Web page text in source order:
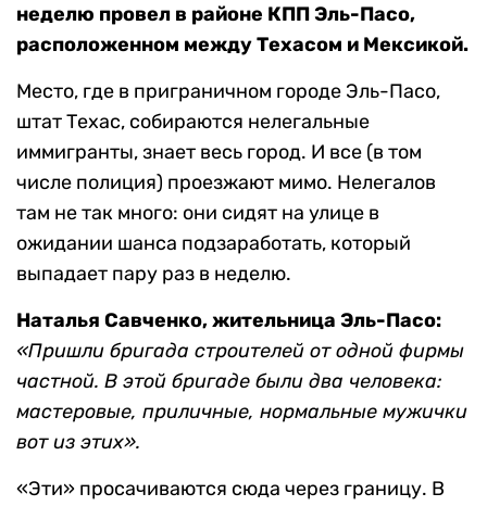
неделю провел в районе КПП Эль-Пасо,
расположенном между Техасом и Мексикой.
Место, где в приграничном городе Эль-Пасо,
штат Техас, собираются нелегальные
иммигранты, знает весь город. И все (в том
числе полиция) проезжают мимо. Нелегалов
там не так много: они сидят на улице в
ожидании шанса подзаработать, который
выпадает пару раз в неделю.
Наталья Савченко, жительница Эль-Пасо:
«Пришли бригада строителей от одной фирмы
частной. В этой бригаде были два человека:
мастеровые, приличные, нормальные мужички
вот из этих».
«Эти» просачиваются сюда через границу. В